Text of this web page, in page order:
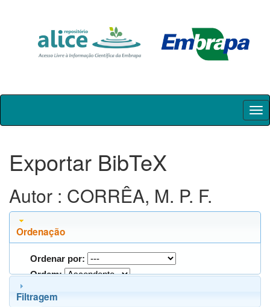
Skip
Exportar BibTeX
Autor : CORRÊA, M. P. F.
Ordenação
Ordenar por:
Ordem:
Filtragem